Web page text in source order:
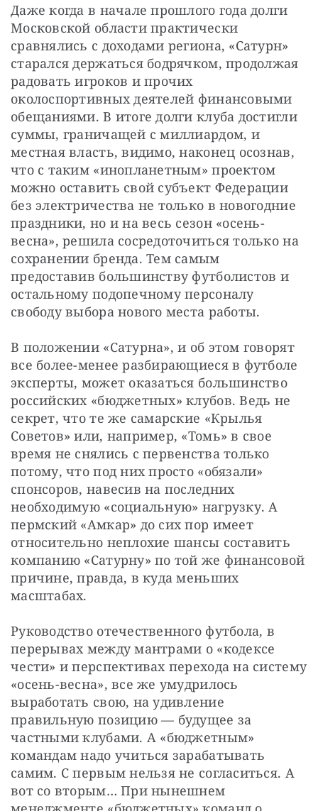
Даже когда в начале прошлого года долги
Московской области практически
сравнялись с доходами региона, «Сатурн»
старался держаться бодрячком, продолжая
радовать игроков и прочих
околоспортивных деятелей финансовыми
обещаниями. В итоге долги клуба достигли
суммы, граничащей с миллиардом, и
местная власть, видимо, наконец осознав,
что с таким «инопланетным» проектом
можно оставить свой субъект Федерации
без электричества не только в новогодние
праздники, но и на весь сезон «осень-
весна», решила сосредоточиться только на
сохранении бренда. Тем самым
предоставив большинству футболистов и
остальному подопечному персоналу
свободу выбора нового места работы.
В положении «Сатурна», и об этом говорят
все более-менее разбирающиеся в футболе
эксперты, может оказаться большинство
российских «бюджетных» клубов. Ведь не
секрет, что те же самарские «Крылья
Советов» или, например, «Томь» в свое
время не снялись с первенства только
потому, что под них просто «обязали»
спонсоров, навесив на последних
необходимую «социальную» нагрузку. А
пермский «Амкар» до сих пор имеет
относительно неплохие шансы составить
компанию «Сатурну» по той же финансовой
причине, правда, в куда меньших
масштабах.
Руководство отечественного футбола, в
перерывах между мантрами о «кодексе
чести» и перспективах перехода на систему
«осень-весна», все же умудрилось
выработать свою, на удивление
правильную позицию — будущее за
частными клубами. А «бюджетным»
командам надо учиться зарабатывать
самим. С первым нельзя не согласиться. А
вот со вторым… При нынешнем